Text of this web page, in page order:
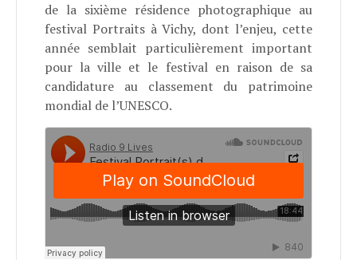
de la sixième résidence photographique au
festival Portraits à Vichy, dont l’enjeu, cette
année semblait particulièrement important
pour la ville et le festival en raison de sa
candidature au classement du patrimoine
mondial de l’UNESCO.